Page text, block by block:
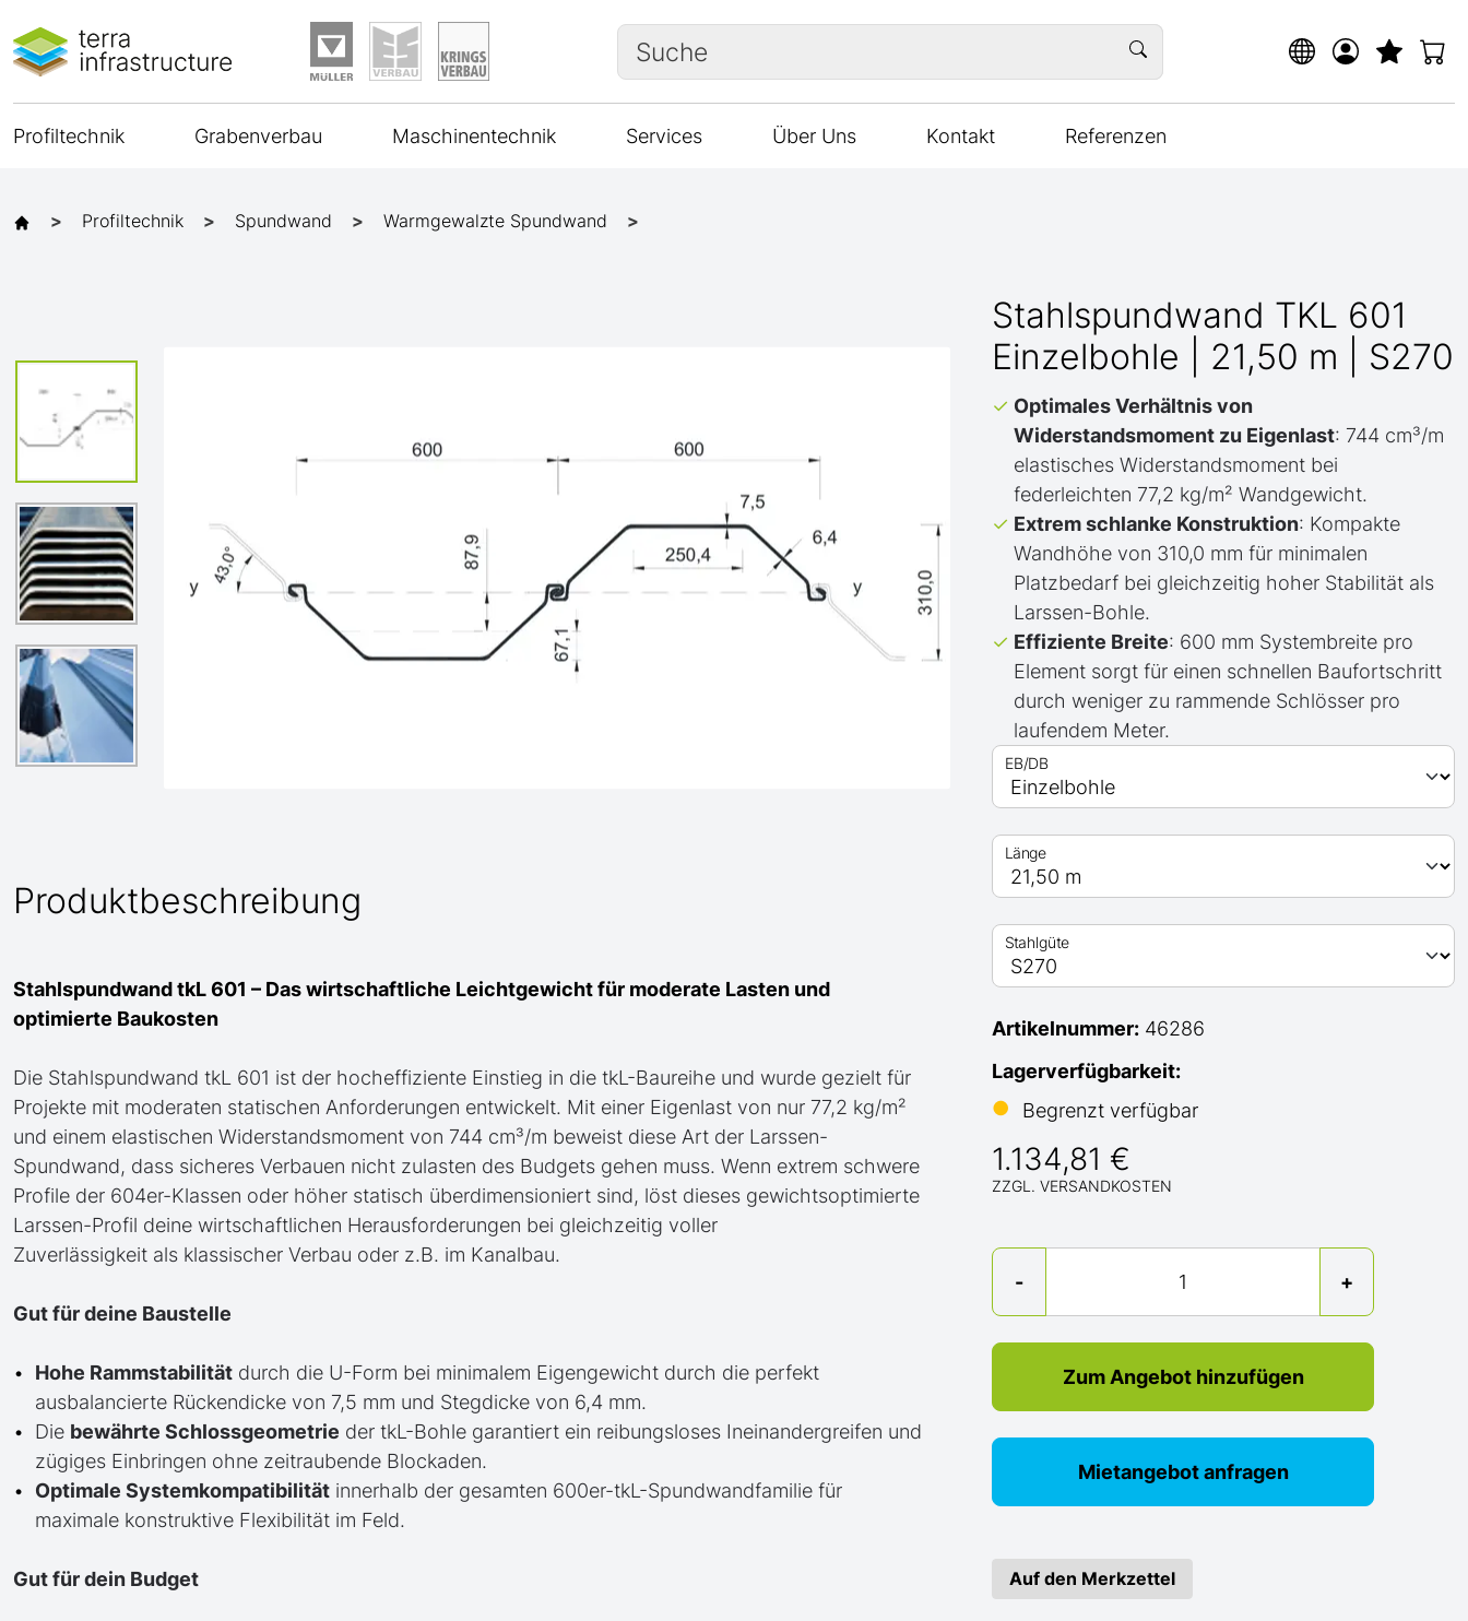
Suche
Profiltechnik Grabenverbau Maschinentechnik Services Über Uns Kontakt Referenzen
Profiltechnik Spundwand Warmgewalzte Spundwand
Produktbeschreibung
Stahlspundwand tkL 601 – Das wirtschaftliche Leichtgewicht für moderate Lasten und
optimierte Baukosten
Die Stahlspundwand tkL 601 ist der hocheffiziente Einstieg in die tkL-Baureihe und wurde gezielt für
Projekte mit moderaten statischen Anforderungen entwickelt. Mit einer Eigenlast von nur 77,2 kg/m²
und einem elastischen Widerstandsmoment von 744 cm³/m beweist diese Art der Larssen-
Spundwand, dass sicheres Verbauen nicht zulasten des Budgets gehen muss. Wenn extrem schwere
Profile der 604er-Klassen oder höher statisch überdimensioniert sind, löst dieses gewichtsoptimierte
Larssen-Profil deine wirtschaftlichen Herausforderungen bei gleichzeitig voller
Zuverlässigkeit als klassischer Verbau oder z.B. im Kanalbau.
Gut für deine Baustelle
Hohe Rammstabilität durch die U-Form bei minimalem Eigengewicht durch die perfekt
ausbalancierte Rückendicke von 7,5 mm und Stegdicke von 6,4 mm.
Die bewährte Schlossgeometrie der tkL-Bohle garantiert ein reibungsloses Ineinandergreifen und
zügiges Einbringen ohne zeitraubende Blockaden.
Optimale Systemkompatibilität innerhalb der gesamten 600er-tkL-Spundwandfamilie für
maximale konstruktive Flexibilität im Feld.
Gut für dein Budget
Stahlspundwand TKL 601
Einzelbohle | 21,50 m | S270
Optimales Verhältnis von
Widerstandsmoment zu Eigenlast: 744 cm³/m
elastisches Widerstandsmoment bei
federleichten 77,2 kg/m² Wandgewicht.
Extrem schlanke Konstruktion: Kompakte
Wandhöhe von 310,0 mm für minimalen
Platzbedarf bei gleichzeitig hoher Stabilität als
Larssen-Bohle.
Effiziente Breite: 600 mm Systembreite pro
Element sorgt für einen schnellen Baufortschritt
durch weniger zu rammende Schlösser pro
laufendem Meter.
EB/DB
Länge
Stahlgüte
Artikelnummer: 46286
Lagerverfügbarkeit:
●
Begrenzt verfügbar
1.134,81 €
ZZGL. VERSANDKOSTEN
-
Menge
+
Zum Angebot hinzufügen
Mietangebot anfragen
Auf den Merkzettel